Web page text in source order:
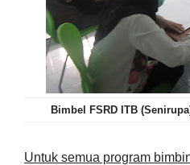
Bimbel FSRD ITB
Untuk semua program